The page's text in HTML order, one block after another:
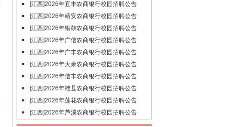
[江西]2026年宜丰农商银行校园招聘公告
[江西]2026年靖安农商银行校园招聘公告
[江西]2026年铜鼓农商银行校园招聘公告
[江西]2026年广信农商银行校园招聘公告
[江西]2026年广丰农商银行校园招聘公告
[江西]2026年大余农商银行校园招聘公告
[江西]2026年信丰农商银行校园招聘公告
[江西]2026年赣县农商银行校园招聘公告
[江西]2026年莲花农商银行校园招聘公告
[江西]2026年芦溪农商银行校园招聘公告